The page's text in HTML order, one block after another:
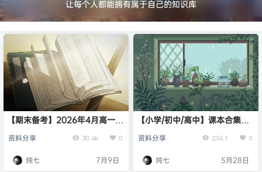
让每个人都能拥有属于自己的知识库
【期末备考】2026年4月高一高
集
资料分享 30.4k 0
纯七 7月9日
【小学/初中/高中】课本合集
资料分享 234.1 0
纯七 5月28日